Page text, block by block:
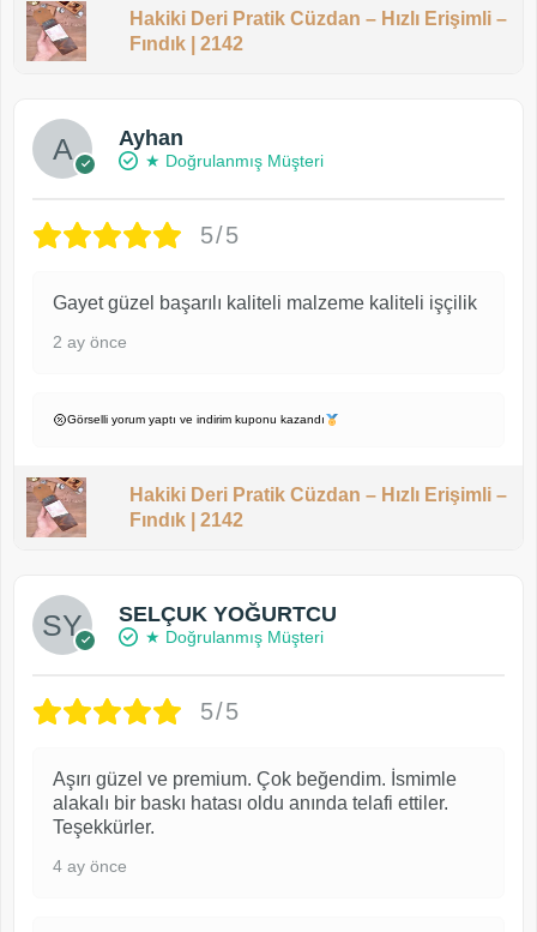
Hakiki Deri Pratik Cüzdan – Hızlı Erişimli –
Fındık | 2142
Ayhan
★ Doğrulanmış Müşteri
5/5
Gayet güzel başarılı kaliteli malzeme kaliteli işçilik
2 ay önce
Görselli yorum yaptı ve indirim kuponu kazandı
Hakiki Deri Pratik Cüzdan – Hızlı Erişimli –
Fındık | 2142
SELÇUK YOĞURTCU
★ Doğrulanmış Müşteri
5/5
Aşırı güzel ve premium. Çok beğendim. İsmimle
alakalı bir baskı hatası oldu anında telafi ettiler.
Teşekkürler.
4 ay önce